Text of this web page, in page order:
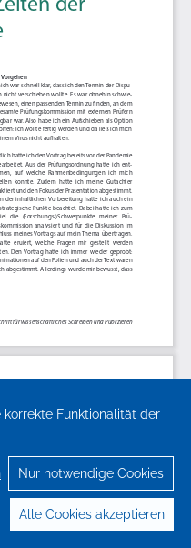
Funktionalität der
Nur notwendige Cookies
Alle Cookies akzeptieren